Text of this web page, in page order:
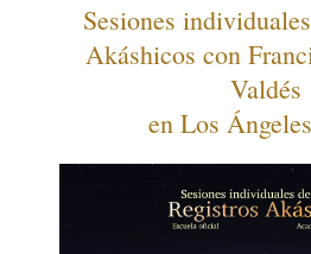
Sesiones
Akáshicos con
Valdés
en Los